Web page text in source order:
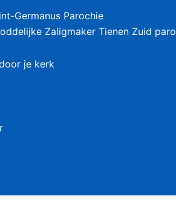
Germanus Parochie
Zaligmaker Tienen Zuid
je kerk